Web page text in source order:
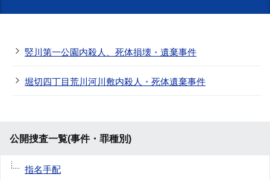
竪川第一公園内殺人、死体損壊・遺棄事件
堀切四丁目荒川河川敷内殺人・死体遺棄事件
公開捜査一覧(事件・罪種別)
指名手配